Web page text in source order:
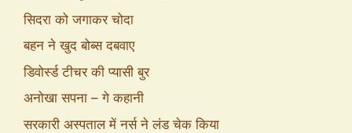
सिदरा को जगाकर चोदा
बहन ने खुद बोब्स दबवाए
डिवोर्स्ड टीचर की प्यासी बुर
अनोखा सपना – गे कहानी
सरकारी अस्पताल में नर्स ने लंड चेक किया